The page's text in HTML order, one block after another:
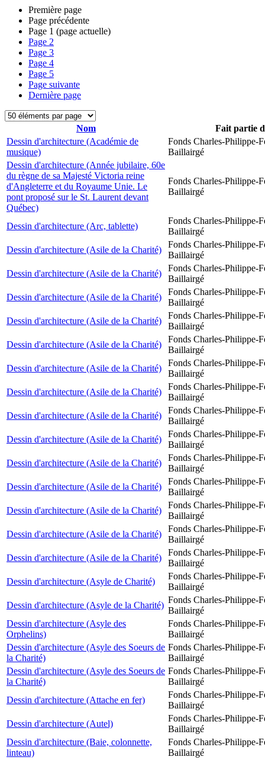
Première page
Page précédente
Page 1 (page actuelle)
Page 2
Page 3
Page 4
Page 5
Page suivante
Dernière page
Nom
Fait partie
Dessin d'architecture (Académie de
musique)
Fonds Charles-Philippe-
Baillairgé
Dessin d'architecture (Année jubilaire, 60e
du règne de sa Majesté Victoria reine
d'Angleterre et du Royaume Unie. Le
pont proposé sur le St. Laurent devant
Québec)
Fonds Charles-Philippe-
Baillairgé
Dessin d'architecture (Arc, tablette)
Fonds Charles-Philippe-
Baillairgé
Dessin d'architecture (Asile de la Charité)
Fonds Charles-Philippe-
Baillairgé
Dessin d'architecture (Asile de la Charité)
Fonds Charles-Philippe-
Baillairgé
Dessin d'architecture (Asile de la Charité)
Fonds Charles-Philippe-
Baillairgé
Dessin d'architecture (Asile de la Charité)
Fonds Charles-Philippe-
Baillairgé
Dessin d'architecture (Asile de la Charité)
Fonds Charles-Philippe-
Baillairgé
Dessin d'architecture (Asile de la Charité)
Fonds Charles-Philippe-
Baillairgé
Dessin d'architecture (Asile de la Charité)
Fonds Charles-Philippe-
Baillairgé
Dessin d'architecture (Asile de la Charité)
Fonds Charles-Philippe-
Baillairgé
Dessin d'architecture (Asile de la Charité)
Fonds Charles-Philippe-
Baillairgé
Dessin d'architecture (Asile de la Charité)
Fonds Charles-Philippe-
Baillairgé
Dessin d'architecture (Asile de la Charité)
Fonds Charles-Philippe-
Baillairgé
Dessin d'architecture (Asile de la Charité)
Fonds Charles-Philippe-
Baillairgé
Dessin d'architecture (Asile de la Charité)
Fonds Charles-Philippe-
Baillairgé
Dessin d'architecture (Asile de la Charité)
Fonds Charles-Philippe-
Baillairgé
Dessin d'architecture (Asyle de Charité)
Fonds Charles-Philippe-
Baillairgé
Dessin d'architecture (Asyle de la Charité)
Fonds Charles-Philippe-
Baillairgé
Dessin d'architecture (Asyle des
Orphelins)
Fonds Charles-Philippe-
Baillairgé
Dessin d'architecture (Asyle des Soeurs de
la Charité)
Fonds Charles-Philippe-
Baillairgé
Dessin d'architecture (Asyle des Soeurs de
la Charité)
Fonds Charles-Philippe-
Baillairgé
Dessin d'architecture (Attache en fer)
Fonds Charles-Philippe-
Baillairgé
Dessin d'architecture (Autel)
Fonds Charles-Philippe-
Baillairgé
Dessin d'architecture (Baie, colonnette,
linteau)
Fonds Charles-Philippe-
Baillairgé